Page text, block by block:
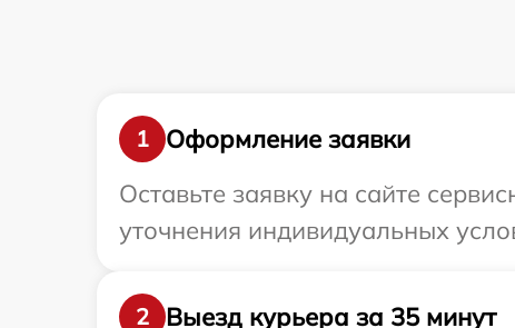
1
Оформление заявки
Оставьте заявку на сайте
уточнения индивидуальных
2
Выезд курьера за 35 минут